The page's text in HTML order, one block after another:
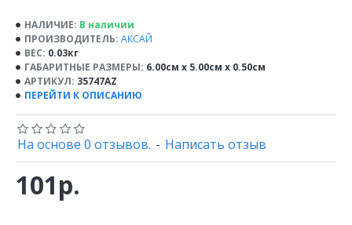
НАЛИЧИЕ: В наличии
ПРОИЗВОДИТЕЛЬ: АКСАЙ
ВЕС: 0.03кг
ГАБАРИТНЫЕ РАЗМЕРЫ: 6.00см x 5.00см x 0.50см
АРТИКУЛ: 35747AZ
ПЕРЕЙТИ К ОПИСАНИЮ
На основе 0 отзывов. - Написать отзыв
101р.